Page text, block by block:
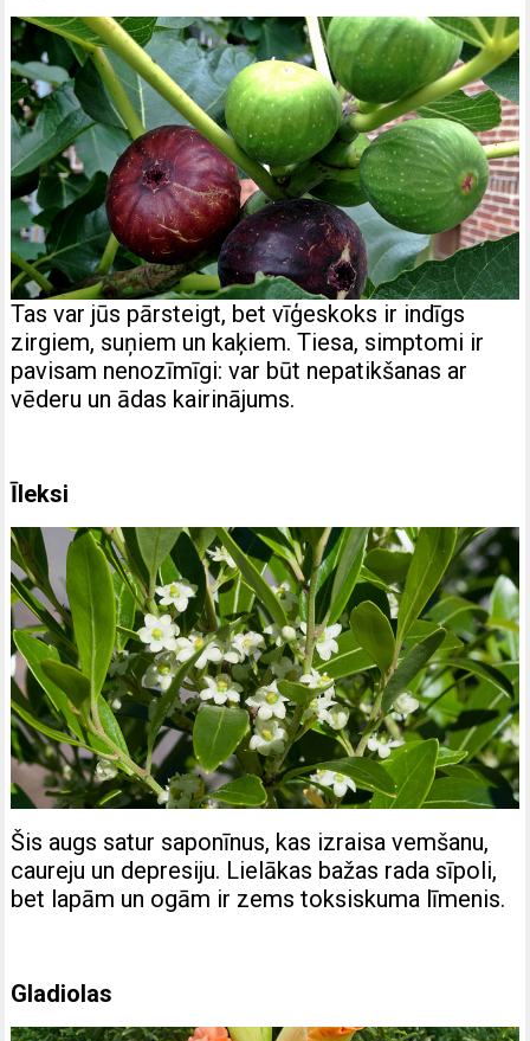
Tas var jūs pārsteigt, bet vīģeskoks ir indīgs
zirgiem, suņiem un kaķiem. Tiesa, simptomi ir
pavisam nenozīmīgi: var būt nepatikšanas ar
vēderu un ādas kairinājums.
Īleksi
Šis augs satur saponīnus, kas izraisa vemšanu,
caureju un depresiju. Lielākas bažas rada sīpoli,
bet lapām un ogām ir zems toksiskuma līmenis.
Gladiolas